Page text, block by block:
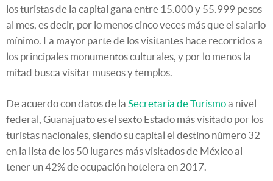
los turistas de la capital gana entre 15.000 y 55.999 pesos
al mes, es decir, por lo menos cinco veces más que el salario
mínimo. La mayor parte de los visitantes hace recorridos a
los principales monumentos culturales, y por lo menos la
mitad busca visitar museos y templos.
De acuerdo con datos de la Secretaría de Turismoa nivel
federal, Guanajuato es el sexto Estado más visitado por los
turistas nacionales, siendo su capital el destino número 32
en la lista de los 50 lugares más visitados de México al
tener un 42% de ocupación hotelera en 2017.